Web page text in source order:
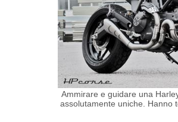
Ammirare e guidare una
assolutamente uniche. Hanno